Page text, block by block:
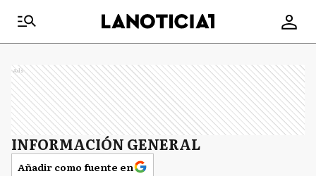
Ads
INFORMACIÓN GENERAL
Añadir como fuente en